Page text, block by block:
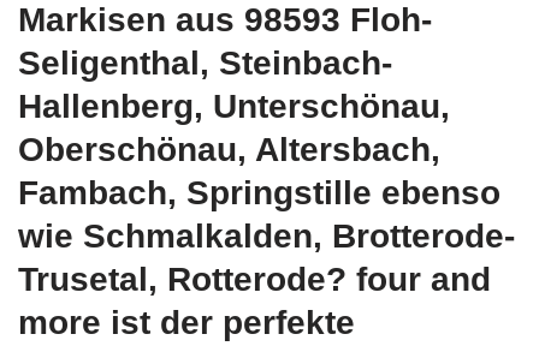
Markisen aus 98593 Floh-
Seligenthal, Steinbach-
Hallenberg, Unterschönau,
Oberschönau, Altersbach,
Fambach, Springstille ebenso
wie Schmalkalden, Brotterode-
Trusetal, Rotterode? four and
more ist der perfekte